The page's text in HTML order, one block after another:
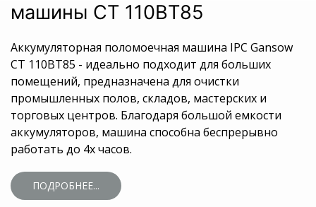
машины СТ 110BT85
Аккумуляторная поломоечная машина IPC Gansow
CT 110BT85 - идеально подходит для больших
помещений, предназначена для очистки
промышленных полов, складов, мастерских и
торговых центров. Благодаря большой емкости
аккумуляторов, машина способна беспрерывно
работать до 4х часов.
ПОДРОБНЕЕ...